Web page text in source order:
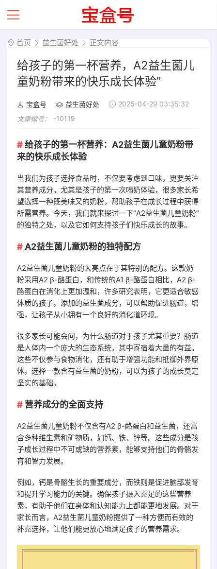
首页 益生菌好处 正文内容
给孩子的第一杯营养，A2益生菌儿
童奶粉带来的快乐成长体验”
宝盒号 益生菌好处
2025-04-29 03:35:32
文章编号：
-10119
给孩子的第一杯营养：A2益生菌儿童奶粉带
来的快乐成长体验
当我们为孩子选择食品时，不仅要考虑到口味，更要关注
其营养成分。尤其是孩子的第一次喝奶体验，很多家长希
望选择一种既美味又的奶粉，帮助孩子在成长过程中获得
所需营养。今天，我们就来探讨一下“A2益生菌儿童奶粉”
的独特之处，以及它如何支持孩子们快乐成长的故事。
A2益生菌儿童奶粉的独特配方
A2益生菌儿童奶粉的大亮点在于其特别的配方。这款奶
粉采用A2 β-酪蛋白，和传统的A1 β-酪蛋白相比，A2 β-
酪蛋白在消化上更加温和，许多研究表明，它更适合敏感
体质的孩子。添加的益生菌成分，可以帮助促进肠道，增
强，让孩子从小拥有一个良好的消化道环境。
很多家长可能会问，为什么肠道对于孩子尤其重要？肠道
是人体内一个庞大的生态系统，其中寄宿着大量的有益。
这些不仅参与食物消化，还有助于增强功能和抵御外界原
体。选择一款含有益生菌的奶粉，可以为孩子的成长奠定
坚实的基础。
营养成分的全面支持
A2益生菌儿童奶粉不仅含有A2 β-酪蛋白和益生菌，还富
含多种维生素和矿物质，如钙、铁、锌等。这些成分是孩
子成长过程中不可或缺的营养素，能够支持他们的骨骼发
育和智力发展。
例如，钙是骨骼生长的重要成分，而铁则是促进脑部发育
和提升学习能力的关键。确保孩子摄入充足的这些营养
素，有助于他们在身体和认知能力上都能更地发展。对于
家长而言，A2益生菌儿童奶粉提供了一种方便而有效的
补充选择，让他们能更放心地满足孩子的营养需求。